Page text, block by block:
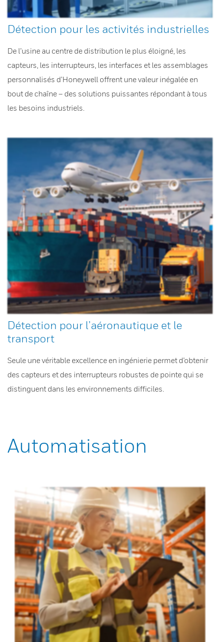
Détection pour les activités industrielles
De l’usine au centre de distribution le plus éloigné, les
capteurs, les interrupteurs, les interfaces et les assemblages
personnalisés d’Honeywell offrent une valeur inégalée en
bout de chaîne – des solutions puissantes répondant à tous
les besoins industriels.
Détection pour l’aéronautique et le
transport
Seule une véritable excellence en ingénierie permet d’obtenir
des capteurs et des interrupteurs robustes de pointe qui se
distinguent dans les environnements difficiles.
Automatisation